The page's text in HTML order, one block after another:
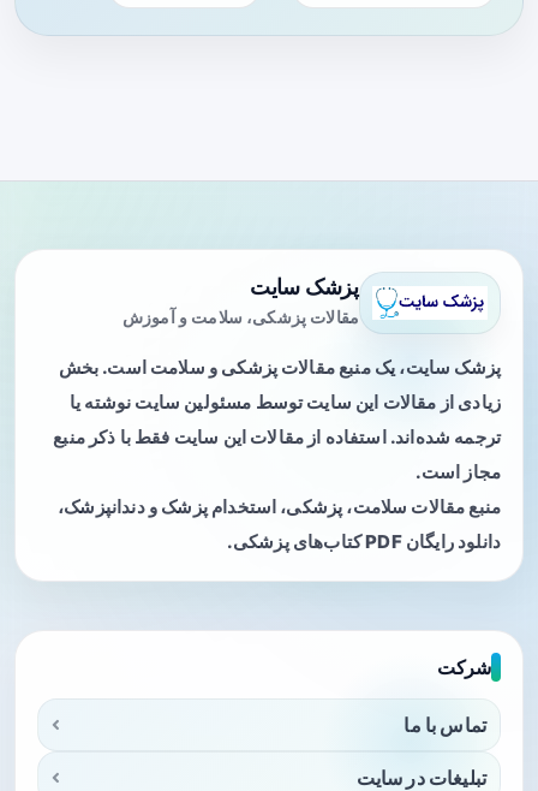
پزشک سایت
مقالات پزشکی، سلامت و آموزش
پزشک سایت، یک منبع مقالات پزشکی و سلامت است. بخش
زیادی از مقالات این سایت توسط مسئولین سایت نوشته یا
ترجمه شده‌اند. استفاده از مقالات این سایت فقط با ذکر منبع
مجاز است.
منبع مقالات سلامت، پزشکی، استخدام پزشک و دندانپزشک،
دانلود رایگان PDF کتاب‌های پزشکی.
شرکت
تماس با ما
تبلیغات در سایت